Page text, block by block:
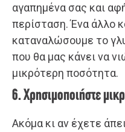
αγαπημένα σας και
περίσταση. Ένα άλλο
καταναλώσουμε το
που θα μας κάνει να
μικρότερη ποσότητα.
6. Χρησιμοποιήστε
Ακόμα κι αν έχετε